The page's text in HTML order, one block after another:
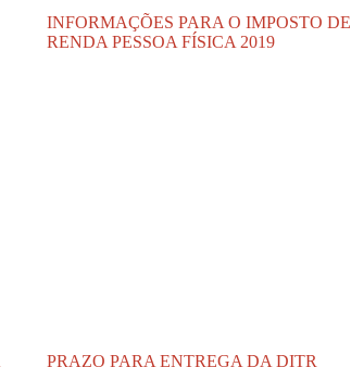
INFORMAÇÕES PARA O IMPOSTO DE
RENDA PESSOA FÍSICA 2019
PRAZO PARA ENTREGA DA DITR